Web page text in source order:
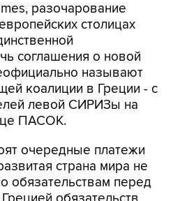
разочарование
столицах
соглашения о новой
называют
коалиции в Греции - с
левой СИРИЗы на
ПАСОК.
очередные платежи
страна мира не
обязательствам перед